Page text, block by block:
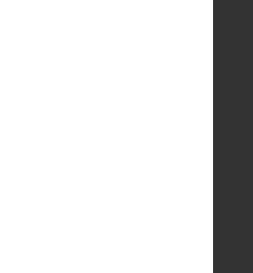
Sie sich bitte an unseren
folgende Adresse: